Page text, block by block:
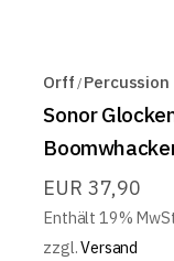
Orff Percussion
Sonor
EUR 37,90
Enthält 19%
zzgl.Versand